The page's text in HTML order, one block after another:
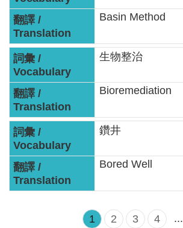
策
智
能
服
務
台
Basin Method
生物整治
Bioremediation
鑽井
Bored Well
1 2 3 4 ...